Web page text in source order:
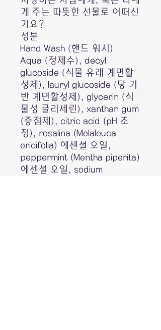
게 주는 따뜻한 선물로 어떠신
가요?
성분
Hand Wash (핸드 워시)
Aqua (정제수), decyl
glucoside (식물 유래 계면활
성제), lauryl glucoside (당 기
반 계면활성제), glycerin (식
물성 글리세린), xanthan gum
(증점제), citric acid (pH 조
정), rosalina (Melaleuca
ericifolia) 에센셜 오일,
peppermint (Mentha piperita)
에센셜 오일, sodium